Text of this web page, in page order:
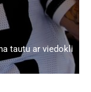
tautu ar viedokli